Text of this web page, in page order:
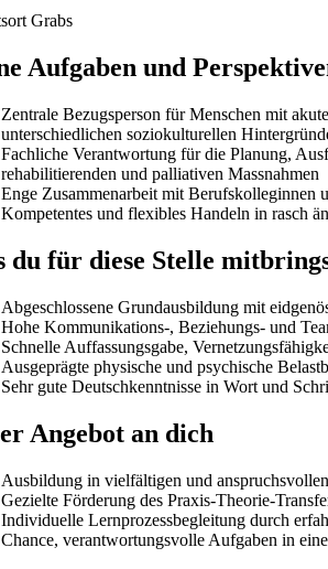
Elektronik, Optik, Textil
Sicherheit, Rettung, Polizei, Zoll